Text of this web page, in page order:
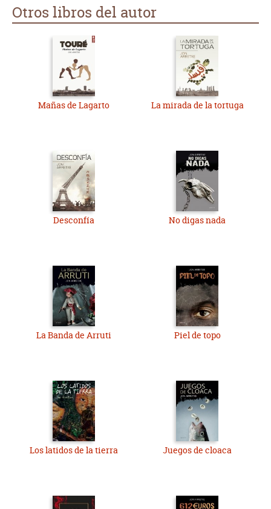
Otros libros del autor
Mañas de Lagarto La mirada de la tortuga
Desconfía No digas nada
La Banda de Arruti Piel de topo
Los latidos de la tierra Juegos de cloaca